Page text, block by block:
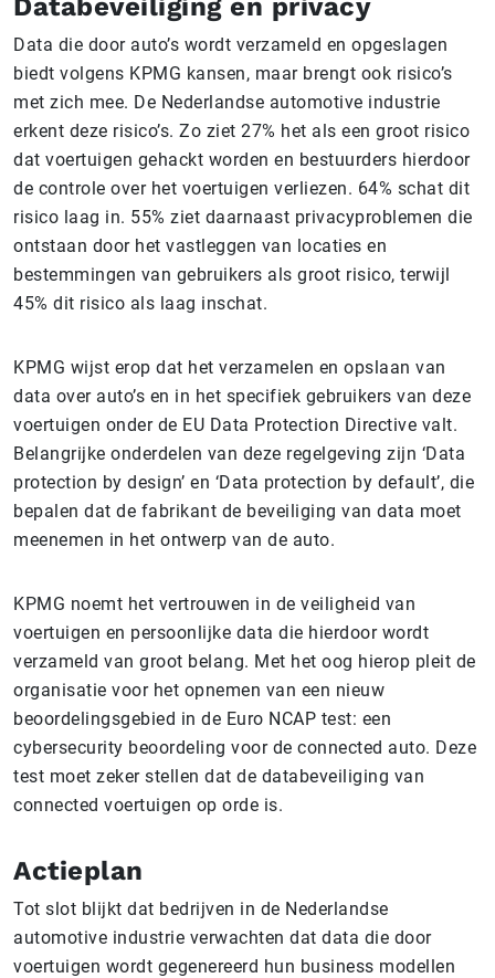
Databeveiliging en privacy
Data die door auto’s wordt verzameld en opgeslagen
biedt volgens KPMG kansen, maar brengt ook risico’s
met zich mee. De Nederlandse automotive industrie
erkent deze risico’s. Zo ziet 27% het als een groot risico
dat voertuigen gehackt worden en bestuurders hierdoor
de controle over het voertuigen verliezen. 64% schat dit
risico laag in. 55% ziet daarnaast privacyproblemen die
ontstaan door het vastleggen van locaties en
bestemmingen van gebruikers als groot risico, terwijl
45% dit risico als laag inschat.
KPMG wijst erop dat het verzamelen en opslaan van
data over auto’s en in het specifiek gebruikers van deze
voertuigen onder de EU Data Protection Directive valt.
Belangrijke onderdelen van deze regelgeving zijn ‘Data
protection by design’ en ‘Data protection by default’, die
bepalen dat de fabrikant de beveiliging van data moet
meenemen in het ontwerp van de auto.
KPMG noemt het vertrouwen in de veiligheid van
voertuigen en persoonlijke data die hierdoor wordt
verzameld van groot belang. Met het oog hierop pleit de
organisatie voor het opnemen van een nieuw
beoordelingsgebied in de Euro NCAP test: een
cybersecurity beoordeling voor de connected auto. Deze
test moet zeker stellen dat de databeveiliging van
connected voertuigen op orde is.
Actieplan
Tot slot blijkt dat bedrijven in de Nederlandse
automotive industrie verwachten dat data die door
voertuigen wordt gegenereerd hun business modellen